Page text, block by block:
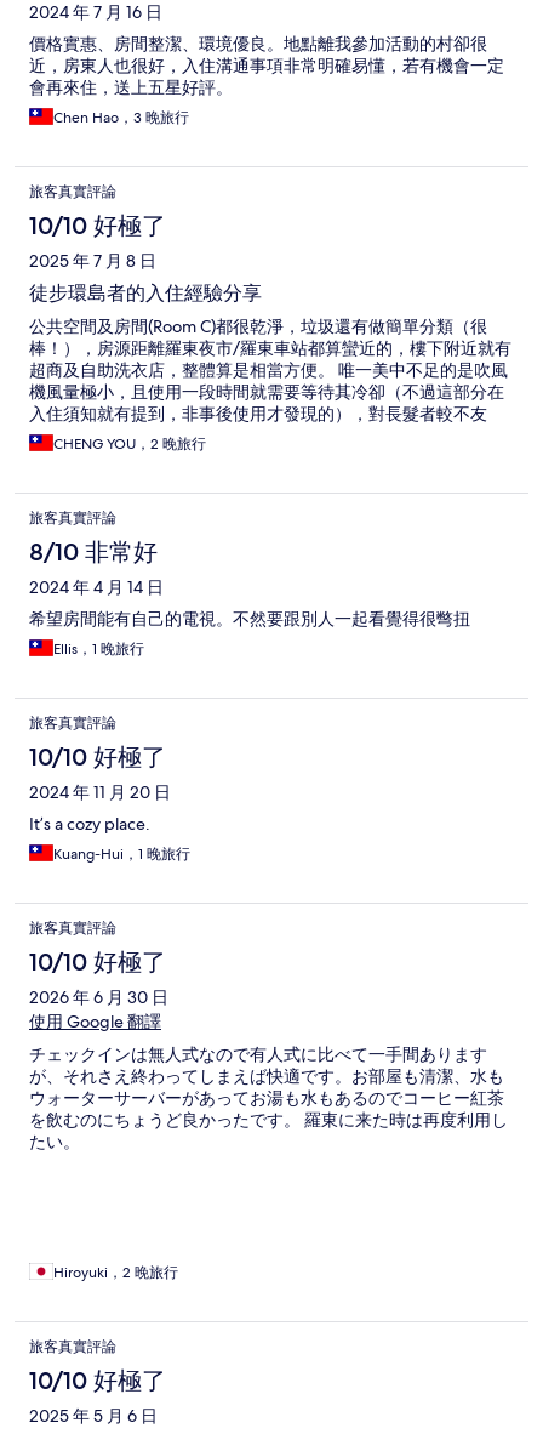
2024 年 7 月 16 日
價格實惠、房間整潔、環境優良。地點離我參加活動的村卻很
近，房東人也很好，入住溝通事項非常明確易懂，若有機會一定
會再來住，送上五星好評。
Chen Hao，3 晚旅行
旅客真實評論
10/10 好極了
2025 年 7 月 8 日
徒步環島者的入住經驗分享
公共空間及房間(Room C)都很乾淨，垃圾還有做簡單分類（很
棒！），房源距離羅東夜市/羅東車站都算蠻近的，樓下附近就有
超商及自助洗衣店，整體算是相當方便。 唯一美中不足的是吹風
機風量極小，且使用一段時間就需要等待其冷卻（不過這部分在
入住須知就有提到，非事後使用才發現的），對長髮者較不友
善。CHENG YOU，2 晚旅行
旅客真實評論
8/10 非常好
2024 年 4 月 14 日
希望房間能有自己的電視。不然要跟別人一起看覺得很彆扭
Ellis，1 晚旅行
旅客真實評論
10/10 好極了
2024 年 11 月 20 日
It’s a cozy place.
Kuang-Hui，1 晚旅行
旅客真實評論
10/10 好極了
2026 年 6 月 30 日
使用 Google 翻譯
チェックインは無人式なので有人式に比べて一手間あります
が、それさえ終わってしまえば快適です。お部屋も清潔、水も
ウォーターサーバーがあってお湯も水もあるのでコーヒー紅茶
を飲むのにちょうど良かったです。 羅東に来た時は再度利用し
たい。
Hiroyuki，2 晚旅行
旅客真實評論
10/10 好極了
2025 年 5 月 6 日